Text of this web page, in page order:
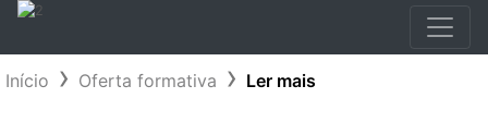
Início Oferta formativa Ler mais